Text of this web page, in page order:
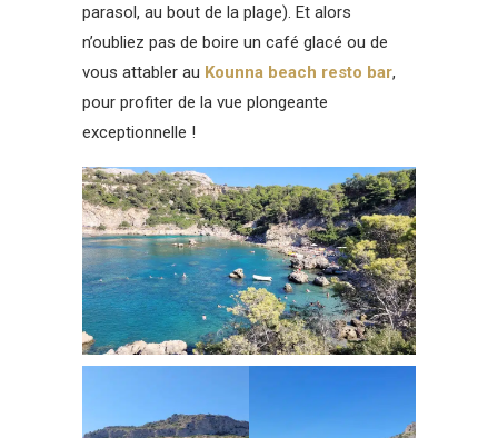
parasol, au bout de la plage). Et alors
n’oubliez pas de boire un café glacé ou de
vous attabler au Kounna beach resto bar,
pour profiter de la vue plongeante
exceptionnelle !